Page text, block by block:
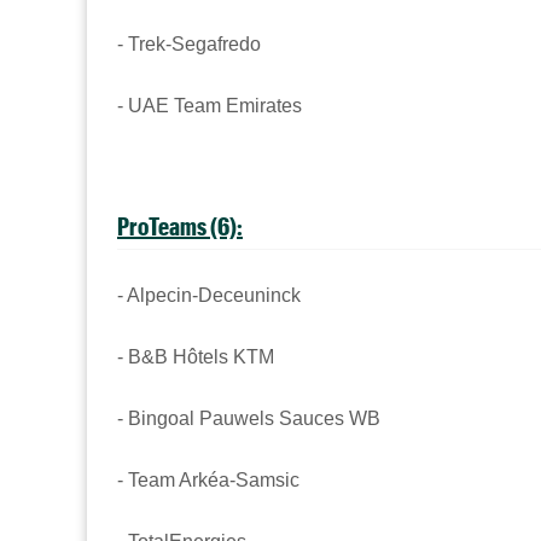
- Trek-Segafredo
- UAE Team Emirates
ProTeams (6):
- Alpecin-Deceuninck
- B&B Hôtels KTM
- Bingoal Pauwels Sauces WB
- Team Arkéa-Samsic